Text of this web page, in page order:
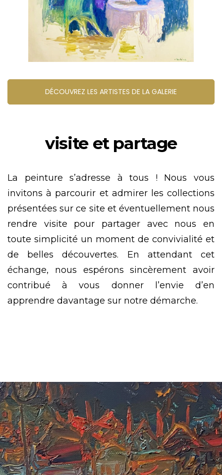
DÉCOUVREZ LES ARTISTES DE LA GALERIE
visite et partage
La peinture s’adresse à tous ! Nous vous
invitons à parcourir et admirer les collections
présentées sur ce site et éventuellement nous
rendre visite pour partager avec nous en
toute simplicité un moment de convivialité et
de belles découvertes. En attendant cet
échange, nous espérons sincèrement avoir
contribué à vous donner l’envie d’en
apprendre davantage sur notre démarche.